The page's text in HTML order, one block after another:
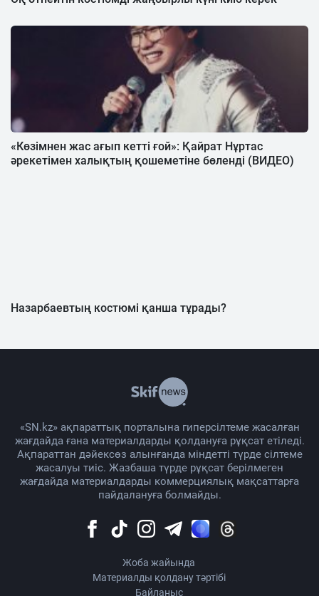
«Көзімнен жас ағып кетті ғой»: Қайрат Нұртас
әрекетімен халықтың қошеметіне бөленді (ВИДЕО)
Назарбаевтың костюмі қанша тұрады?
«SN.kz» ақпараттық порталына гиперсілтеме жасалған
жағдайда ғана материалдарды қолдануға рұқсат етіледі.
Ақпараттан дәйексөз алынғанда міндетті түрде сілтеме
жасалуы тиіс. Жазбаша түрде рұқсат берілмеген
жағдайда материалдарды коммерциялық мақсаттарға
пайдалануға болмайды.
Жоба жайында
Материалды қолдану тәртібі
Байланыс